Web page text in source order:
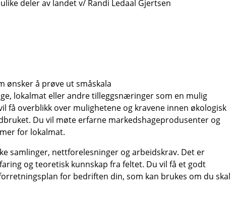
deler av landet v/ Randi Ledaal Gjertsen
ønsker å prøve ut småskala
lokalmat eller andre tilleggsnæringer som en mulig
få overblikk over mulighetene og kravene innen økologisk
Du vil møte erfarne markedshageprodusenter og
for lokalmat.
samlinger, nettforelesninger og arbeidskrav. Det er
og teoretisk kunnskap fra feltet. Du vil få et godt
for bedriften din, som kan brukes om du skal